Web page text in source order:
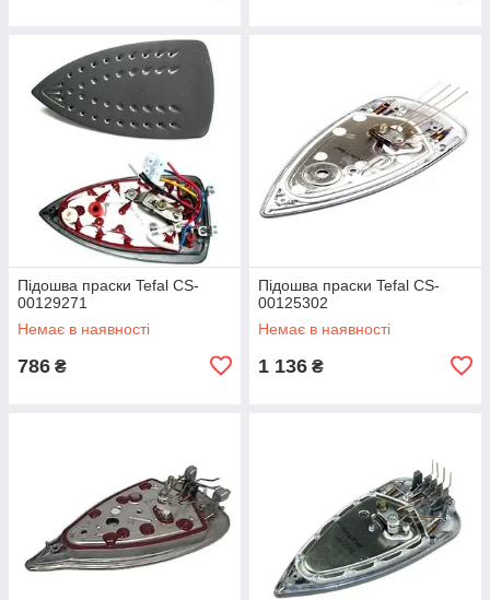
Підошва праски Tefal CS-
00129271
Немає в наявності
786 ₴
Підошва праски Tefal CS-
00125302
Немає в наявності
1 136 ₴